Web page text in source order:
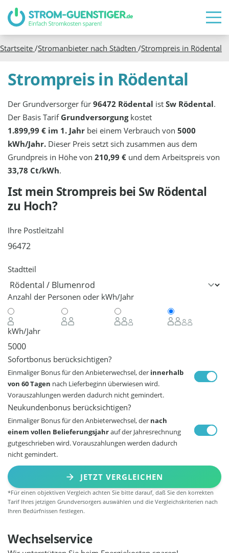
Startseite /Stromanbieter nach Städten /Strompreis in Rödental
Strompreis in Rödental
Der Grundversorger für96472 Rödental istSw Rödental.
Der Basis Tarif Grundversorgungkostet
1.899,99 € im 1. Jahr bei einem Verbrauch von5000
kWh/Jahr. Dieser Preis setzt sich zusammen aus dem
Grundpreis in Höhe von210,99 € und dem Arbeitspreis von
33,78 Ct/kWh.
Ist mein Strompreis bei Sw Rödental
zu Hoch?
Ihre Postleitzahl
Stadtteil
Anzahl der Personen oder kWh/Jahr
kWh/Jahr
Sofortbonus berücksichtigen?
Einmaliger Bonus für den Anbieterwechsel, der innerhalb
von 60 Tagen nach Lieferbeginn überwiesen wird.
Vorauszahlungen werden dadurch nicht gemindert.
Neukundenbonus berücksichtigen?
Einmaliger Bonus für den Anbieterwechsel, der nach
einem vollen Belieferungsjahrauf der Jahresrechnung
gutgeschrieben wird. Vorauszahlungen werden dadurch
nicht gemindert.
JETZT VERGLEICHEN
*Für einen objektiven Vergleich achten Sie bitte darauf, daß Sie den korrekten
Tarif Ihres jetzigen Grundversorgers auswählen und die Vergleichskriterien nach
Ihren Bedürfnissen festlegen.
Wechselservice